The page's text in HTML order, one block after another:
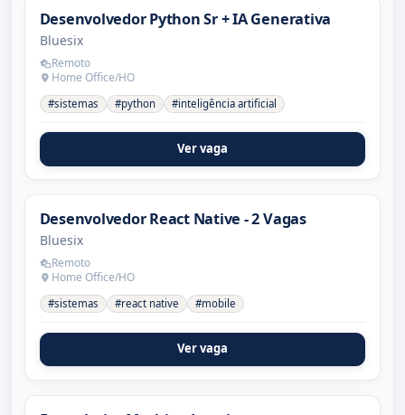
Desenvolvedor Python Sr + IA Generativa
Bluesix
Remoto
Home Office/HO
#sistemas #python #inteligência artificial
Ver vaga
Desenvolvedor React Native - 2 Vagas
Bluesix
Remoto
Home Office/HO
#sistemas #react native #mobile
Ver vaga